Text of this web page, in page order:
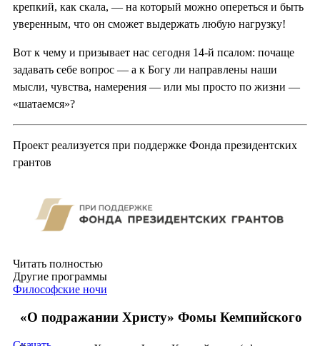
крепкий, как скала, — на который можно опереться и быть
уверенным, что он сможет выдержать любую нагрузку!
Вот к чему и призывает нас сегодня 14-й псалом: почаще
задавать себе вопрос — а к Богу ли направлены наши
мысли, чувства, намерения — или мы просто по жизни —
«шатаемся»?
Проект реализуется при поддержке Фонда президентских
грантов
Читать полностью
Другие программы
Философские ночи
«О подражании Христу» Фомы Кемпийского